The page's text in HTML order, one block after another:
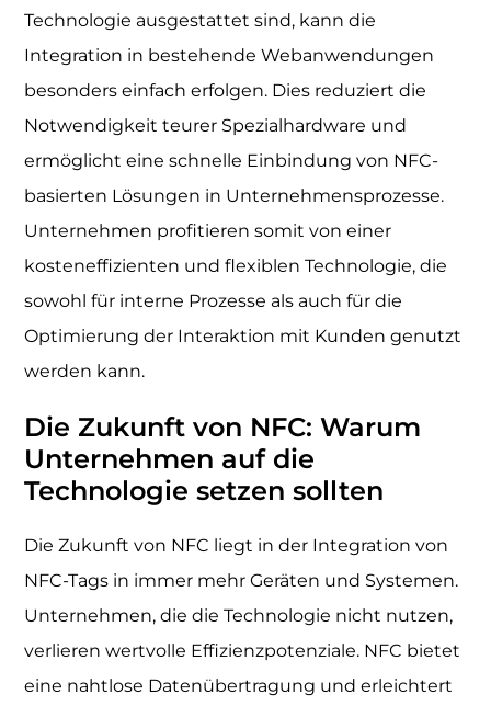
Technologie ausgestattet sind, kann die
Integration in bestehende Webanwendungen
besonders einfach erfolgen. Dies reduziert die
Notwendigkeit teurer Spezialhardware und
ermöglicht eine schnelle Einbindung von NFC-
basierten Lösungen in Unternehmensprozesse.
Unternehmen profitieren somit von einer
kosteneffizienten und flexiblen Technologie, die
sowohl für interne Prozesse als auch für die
Optimierung der Interaktion mit Kunden genutzt
werden kann.
Die Zukunft von NFC: Warum
Unternehmen auf die
Technologie setzen sollten
Die Zukunft von NFC liegt in der Integration von
NFC-Tags in immer mehr Geräten und Systemen.
Unternehmen, die die Technologie nicht nutzen,
verlieren wertvolle Effizienzpotenziale. NFC bietet
eine nahtlose Datenübertragung und erleichtert